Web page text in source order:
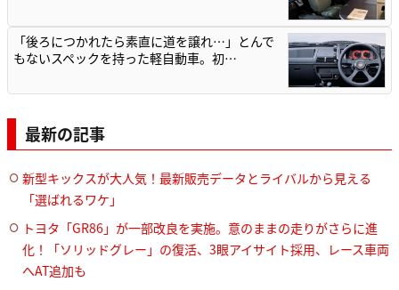
「後ろにつかれたら素直に道を譲れ…」とんで
もないスペックを持った軽自動車。初…
最新の記事
新型キックスが大人気！最新販売データとライバルから見える
「選ばれるワケ」
トヨタ「GR86」が一部改良を実施。意のままの走りがさらに進
化！「ソリッドグレー」の復活、3眼アイサイト採用、レース車両
へAT追加も